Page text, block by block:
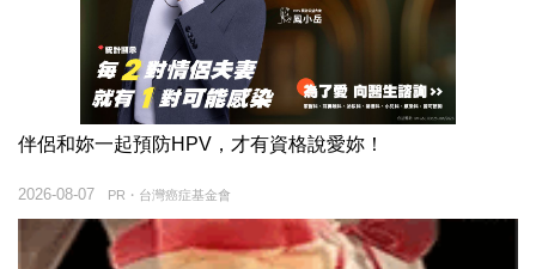
伴侶和妳一起預防HPV，才有資格說愛妳！
PR・台灣癌症基金會
2026-08-07